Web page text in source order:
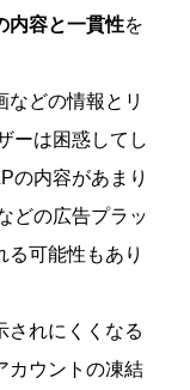
内容と一貫性を
などの情報とリ
ーは困惑してし
の内容があまり
どの広告プラッ
る可能性もあり
されにくくなる
カウントの凍結